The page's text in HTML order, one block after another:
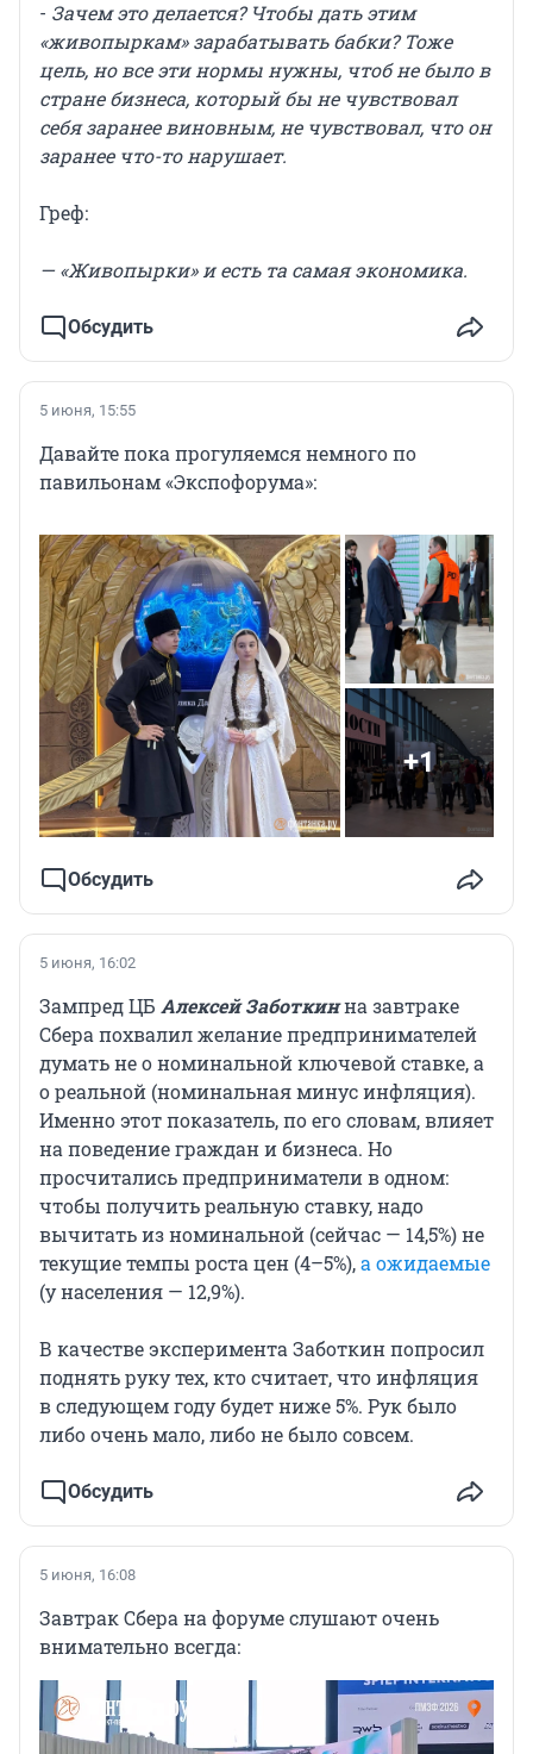
- Зачем это делается? Чтобы дать этим
«живопыркам» зарабатывать бабки? Тоже
цель, но все эти нормы нужны, чтоб не было в
стране бизнеса, который бы не чувствовал
себя заранее виновным, не чувствовал, что он
заранее что-то нарушает.
Греф:
— «Живопырки» и есть та самая экономика.
Обсудить
5 июня, 15:55
Давайте пока прогуляемся немного по
павильонам «Экспофорума»:
+1
Обсудить
5 июня, 16:02
Зампред ЦБ Алексей Заботкинна завтраке
Сбера похвалил желание предпринимателей
думать не о номинальной ключевой ставке, а
о реальной (номинальная минус инфляция).
Именно этот показатель, по его словам, влияет
на поведение граждан и бизнеса. Но
просчитались предприниматели в одном:
чтобы получить реальную ставку, надо
вычитать из номинальной (сейчас — 14,5%) не
текущие темпы роста цен (4–5%),а ожидаемые
(у населения — 12,9%).
В качестве эксперимента Заботкин попросил
поднять руку тех, кто считает, что инфляция
в следующем году будет ниже 5%. Рук было
либо очень мало, либо не было совсем.
Обсудить
5 июня, 16:08
Завтрак Сбера на форуме слушают очень
внимательно всегда: